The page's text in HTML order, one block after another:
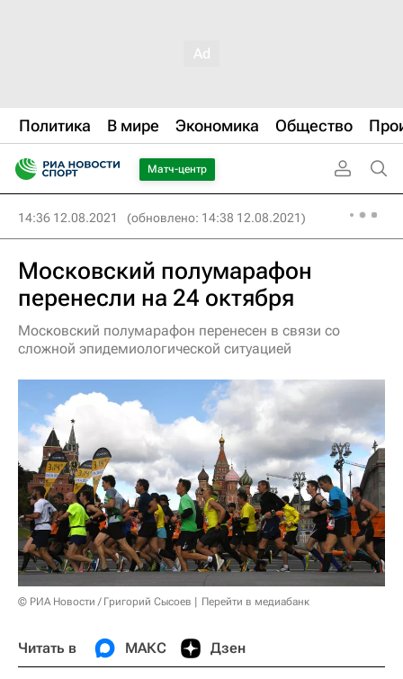
Политика В мире Экономика Общество
Матч-центр
14:36 12.08.2021 (обновлено: 14:38 12.08.2021)
Московский полумарафон
перенесли на 24 октября
Московский полумарафон перенесен в связи со
сложной эпидемиологической ситуацией
© РИА Новости / Григорий Сысоев Перейти в медиабанк
Читать в МАКС Дзен